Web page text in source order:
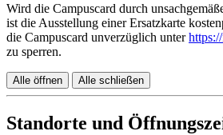
Wird die Campuscard durch
ist die Ausstellung einer Ersatzkarte
die Campuscard unverzüglich unter
zu sperren.
Alle öffnen Alle schließen
Standorte und